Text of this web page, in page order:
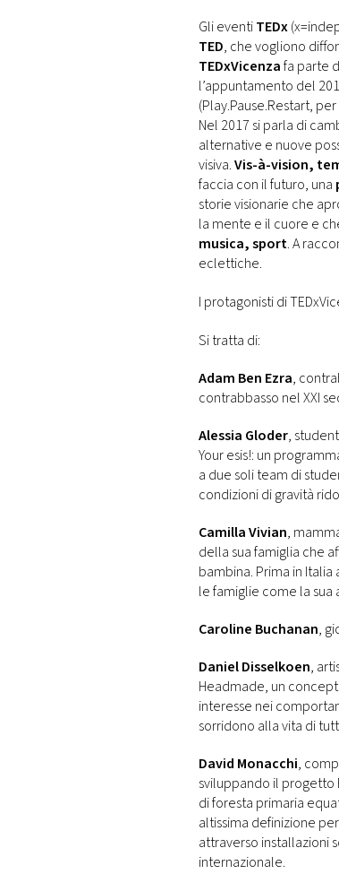
Gli eventiTEDx
TED, che vogliono
TEDxVicenzafa parte
l’appuntamento del
(Play.Pause.Restart,
Nel 2017 si parla di
alternative e nuove
visiva.Vis-à-vision,
faccia con il futuro, una
storie visionarie che
la mente e il cuore e
musica, sport. A
eclettiche.
I protagonisti di
Si tratta di:
Adam Ben Ezra,
contrabbasso nel XXI
Alessia Gloder,
Your esis!: un
a due soli team di
condizioni di gravità
Camilla Vivian,
della sua famiglia che
bambina. Prima in
le famiglie come la sua
Caroline Buchanan,
Daniel Disselkoen,
Headmade, un
interesse nei
sorridono alla vita di
David Monacchi,
sviluppando il progetto
di foresta primaria
altissima definizione
attraverso installazioni
internazionale.